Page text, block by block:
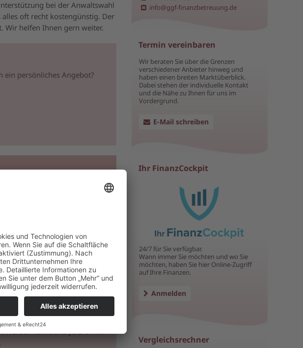
bei der Anwaltswahl
oft recht kostengünstig. Der
Wir helfen Ihnen gern weiter.
ein persönliches Angebot?
ist kein
aber sein. Welcher Tarif für
werden kann, analysieren wir
info@ggf-finanzbetreuung.de
Termin vereinbaren
Wir beraten Sie über die Grenzen
verschiedener Anbieter hinweg und
haben einen breiten Marktüberblick.
Dabei stehen der individuelle Kontakt
und die Nähe zu Ihnen für uns im
Vordergrund.
E-Mail schreiben
Ihr FinanzCockpit
24/7 für Sie verfügbar.
Wann immer Sie möchten und wo Sie
möchten, haben Sie hier Online-Zugriff
auf Ihre Finanzen.
Anmelden
Vergleichsrechner